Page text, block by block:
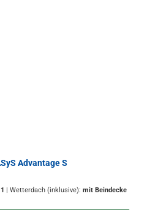
Advantage S
Wetterdach (inklusive): mit Beindecke